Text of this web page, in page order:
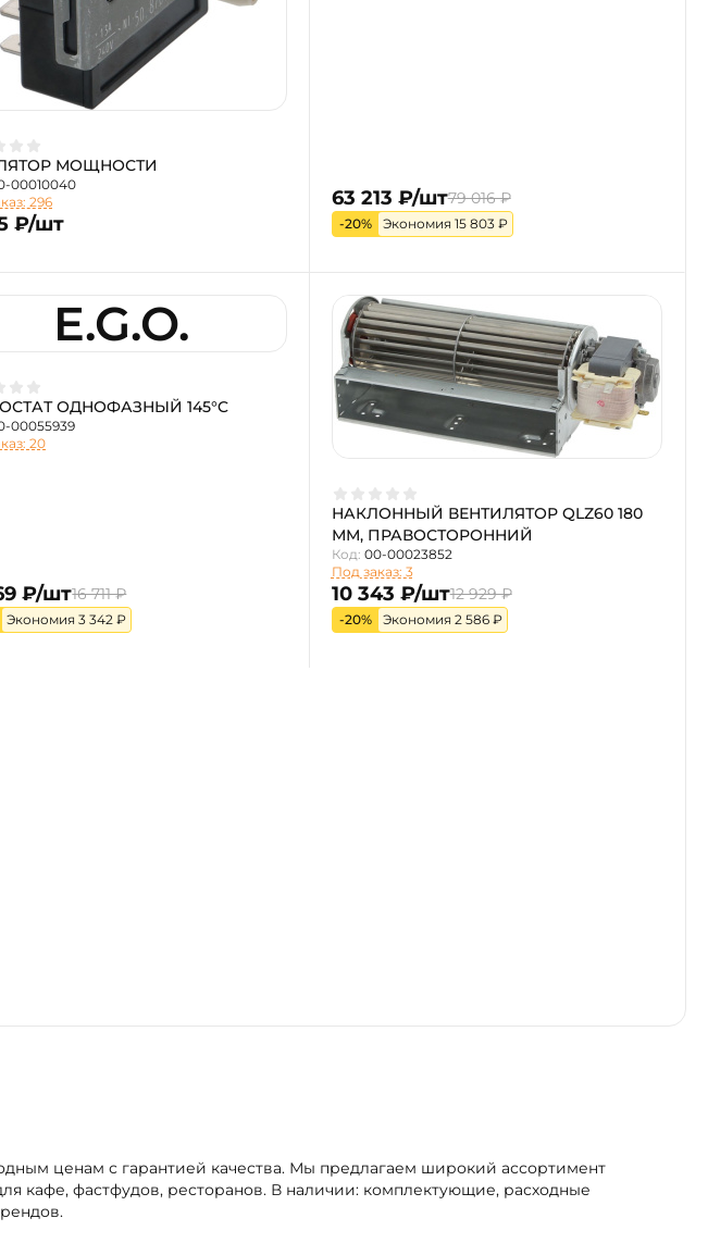
МОЩНОСТИ
00010040
296
₽/шт
63 213 ₽/шт79 016 ₽
-20% Экономия 15 803 ₽
E.G.O.
ОДНОФАЗНЫЙ 145°C
00055939
20
₽/шт16 711 ₽
Экономия 3 342 ₽
НАКЛОННЫЙ ВЕНТИЛЯТОР QLZ60 180
ММ, ПРАВОСТОРОННИЙ
Код: 00-00023852
Под заказ: 3
10 343 ₽/шт12 929 ₽
-20% Экономия 2 586 ₽
ценам с гарантией качества. Мы предлагаем широкий ассортимент
кафе, фастфудов, ресторанов. В наличии: комплектующие, расходные